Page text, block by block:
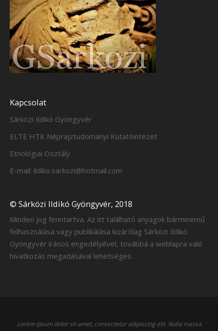
Kapcsolat
Sárközi Ildikó Gyöngyvér
ELTE HTK Néprajztudományi Kutatóintézet
Etnológiai Osztály
E-mail: ildiko.sarkozi@hotmail.com
© Sárközi Ildikó Gyöngyvér, 2018
Minden jog fenntartva. Az itt található anyagok bárminemű
felhasználása vagy publikálása kizárólag Sárközi Ildikó
Gyöngyvér írásos engedélyével, továbbá a weblapra való
hivatkozás megadásával lehetséges.
Lorem ipsum dolor sit amet, consectetur adipiscing elit. Nulla massa